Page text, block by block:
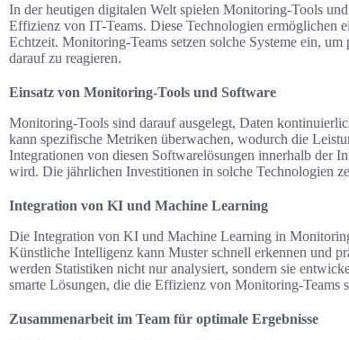
In der heutigen digitalen Welt spielen Monitoring-Tools
Effizienz von IT-Teams. Diese Technologien ermöglichen
Echtzeit. Monitoring-Teams setzen solche Systeme ein,
darauf zu reagieren.
Einsatz von Monitoring-Tools und Software
Monitoring-Tools sind darauf ausgelegt, Daten
kann spezifische Metriken überwachen, wodurch die
Integrationen von diesen Softwarelösungen innerhalb der
wird. Die jährlichen Investitionen in solche Technologien
Integration von KI und Machine Learning
Die Integration von KI und Machine Learning in
Künstliche Intelligenz kann Muster schnell erkennen und
werden Statistiken nicht nur analysiert, sondern sie
smarte Lösungen, die die Effizienz von Monitoring-Teams
Zusammenarbeit im Team für optimale Ergebnisse